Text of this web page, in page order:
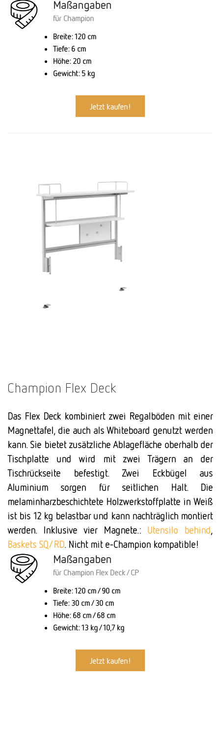
Maßangaben
für Champion
Breite: 120 cm
Tiefe: 6 cm
Höhe: 20 cm
Gewicht: 5 kg
Jetzt kaufen!
Champion Flex Deck
Das Flex Deck kombiniert zwei Regalböden mit einer
Magnettafel, die auch als Whiteboard genutzt werden
kann. Sie bietet zusätzliche Ablagefläche oberhalb der
Tischplatte und wird mit zwei Trägern an der
Tischrückseite befestigt. Zwei Eckbügel aus
Aluminium sorgen für seitlichen Halt. Die
melaminharzbeschichtete Holzwerkstoffplatte in Weiß
ist bis 12 kg belastbar und kann nachträglich montiert
werden. Inklusive vier Magnete.: Utensilo behind,
Baskets SQ/RD. Nicht mit e-Champion kompatible!
Maßangaben
für Champion Flex Deck / CP
Breite: 120 cm / 90 cm
Tiefe: 30 cm / 30 cm
Höhe: 68 cm / 68 cm
Gewicht: 13 kg / 10,7 kg
Jetzt kaufen!